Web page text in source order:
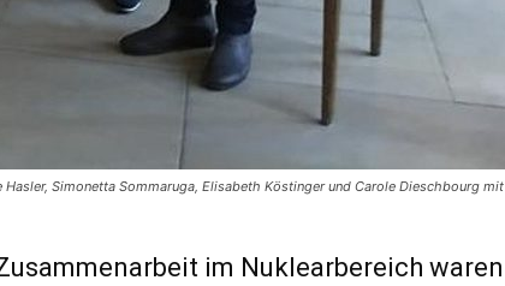
Simonetta Sommaruga, Elisabeth Köstinger und Carole Dieschbourg mit
im Nuklearbereich waren